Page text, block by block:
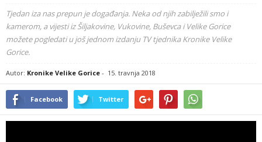
Tjedan iza nas prepun je događanja. Neka od njih zabilježili smo i
kamerom, a vijesti iz Šiljakovine, Vukovine, Buševca i Velike Gorice
možete pogledati u još jednom izdanju TV tjednika Kronike Velike
Gorice.
Autor: Kronike Velike Gorice - 15. travnja 2018
Facebook Twitter